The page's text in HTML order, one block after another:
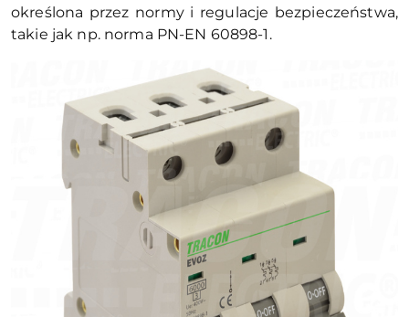
określona przez normy i regulacje bezpieczeństwa,
takie jak np. norma PN-EN 60898-1.